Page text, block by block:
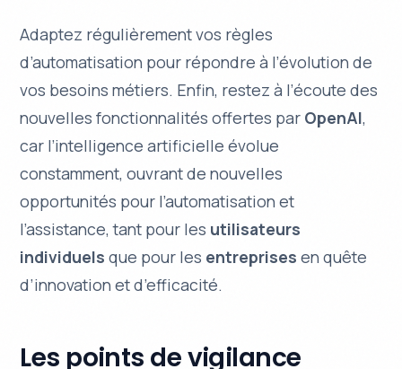
Adaptez régulièrement vos règles
d’automatisation pour répondre à l’évolution de
vos besoins métiers. Enfin, restez à l’écoute des
nouvelles fonctionnalités offertes par OpenAI,
car l’intelligence artificielle évolue
constamment, ouvrant de nouvelles
opportunités pour l’automatisation et
l’assistance, tant pour les utilisateurs
individuels que pour les entreprises en quête
d’innovation et d’efficacité.
Les points de vigilance